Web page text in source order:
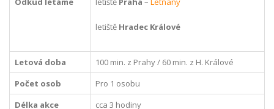
letiště Hradec Králové
Letová doba
100 min. z Prahy / 60 min. z H. Králové
Počet osob
Pro 1 osobu
Délka akce
cca 3 hodiny